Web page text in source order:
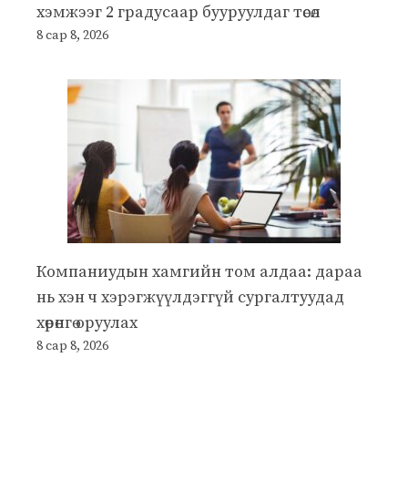
хэмжээг 2 градусаар бууруулдаг төсөл
8 сар 8, 2026
Компаниудын хамгийн том алдаа: дараа
нь хэн ч хэрэгжүүлдэггүй сургалтуудад
хөрөнгө оруулах
8 сар 8, 2026